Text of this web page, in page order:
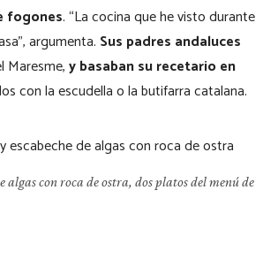
fogones. “La cocina que he visto durante
argumenta. Sus padres andaluces
Maresme,y basaban su recetario en
con la escudella o la butifarra catalana.
con roca de ostra, dos platos del menú de